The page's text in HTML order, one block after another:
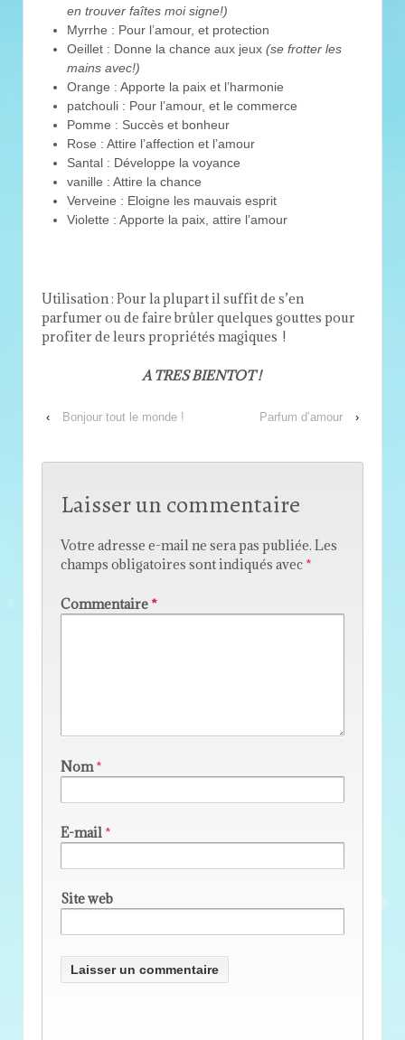
en trouver faîtes moi signe!)
Myrrhe : Pour l’amour, et protection
Oeillet : Donne la chance aux jeux (se frotter les
mains avec!)
Orange : Apporte la paix et l’harmonie
patchouli : Pour l’amour, et le commerce
Pomme : Succès et bonheur
Rose : Attire l’affection et l’amour
Santal : Développe la voyance
vanille : Attire la chance
Verveine : Eloigne les mauvais esprit
Violette : Apporte la paix, attire l’amour
Utilisation : Pour la plupart il suffit de s’en
parfumer ou de faire brûler quelques gouttes pour
profiter de leurs propriétés magiques !
A TRES BIENTOT !
‹ Bonjour tout le monde ! Parfum d’amour ›
Laisser un commentaire
Votre adresse e-mail ne sera pas publiée. Les
champs obligatoires sont indiqués avec *
Commentaire*
Nom*
E-mail*
Site web